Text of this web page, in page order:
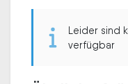
Leider sind
verfügbar